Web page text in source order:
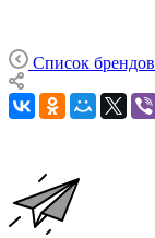
Список брендов